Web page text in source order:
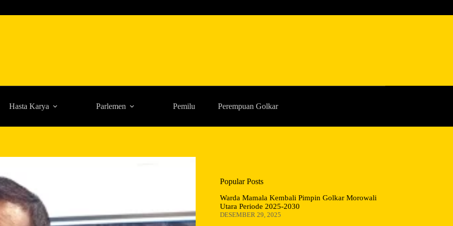
Hasta Karya Parlemen Pemilu Perempuan Golkar
Popular Posts
Warda Mamala Kembali Pimpin Golkar Morowali
Utara Periode 2025-2030
DESEMBER 29, 2025